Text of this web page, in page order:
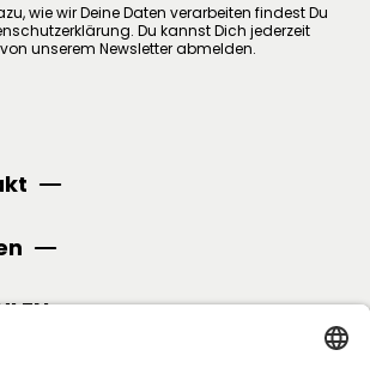
wie wir Deine Daten verarbeiten findest Du
. Du kannst Dich jederzeit
unserem Newsletter abmelden.